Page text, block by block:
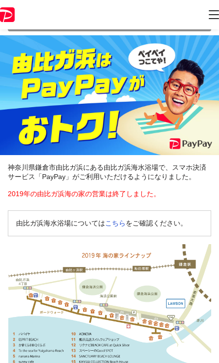
情報はキャンペーン終了時点のものになります。
神奈川県鎌倉市由比ガ浜にある由比ガ浜海水浴場で、スマホ決済
サービス「PayPay」がご利用いただけるようになりました。
2019年の由比ガ浜海の家の営業は終了しました。
由比ガ浜海水浴場についてはこちらをご確認ください。